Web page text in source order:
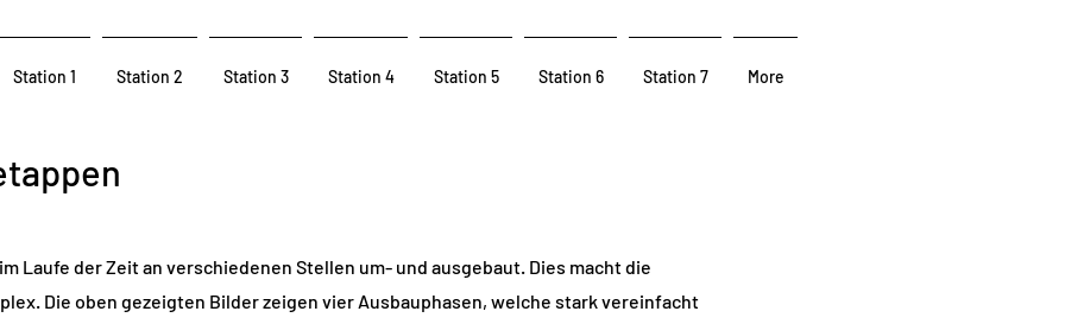
Station 1 Station 2 Station 3 Station 4 Station 5 Station 6 Station 7 More
Laufe der Zeit an verschiedenen Stellen um- und ausgebaut. Dies macht die
Die oben gezeigten Bilder zeigen vier Ausbauphasen, welche stark vereinfacht